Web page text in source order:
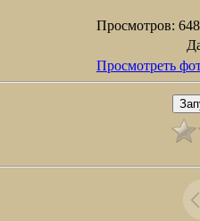
Просмотров:
Просмотреть